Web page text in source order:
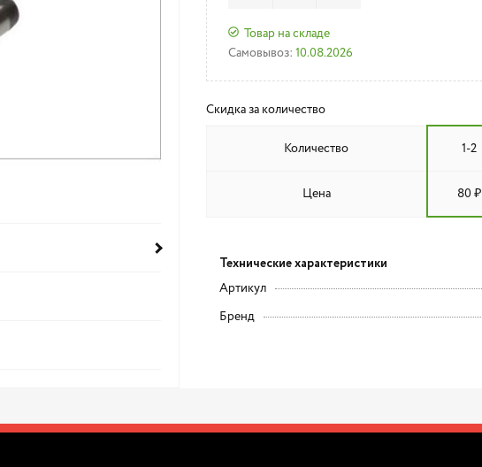
Товар на складе
Самовывоз: 10.08.2026
Скидка за количество
Количество 1-2
Цена 80 ₽
Технические характеристики
Артикул
Бренд